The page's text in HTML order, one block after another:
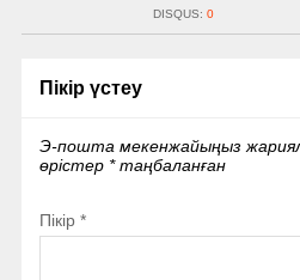
DISQUS: 0
Пікір үстеу
Э-пошта мекенжайыңыз
өрістер *таңбаланған
Пікір *